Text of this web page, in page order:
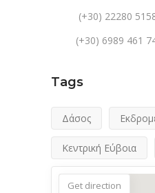
(+30) 22280
(+30) 6989 461
Tags
Δάσος
Κεντρική Εύβοια
Get direction